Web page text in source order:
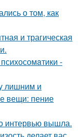
о том, как
и трагическая
-
лишним и
вещи: пение
интервью вышла.